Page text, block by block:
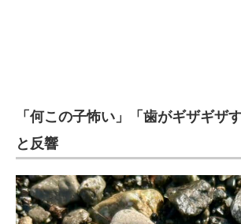
「何この子怖い」「歯がギザギザ
と反響